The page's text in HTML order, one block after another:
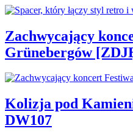
Zachwycający
Grünebergów
Kolizja pod
DW107